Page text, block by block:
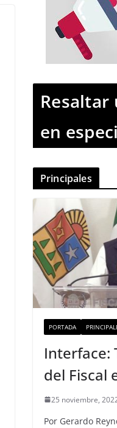
Resaltar
en
Principales
PORTADA
Interface:
del Fiscal
25 noviembre,
Por Gerardo